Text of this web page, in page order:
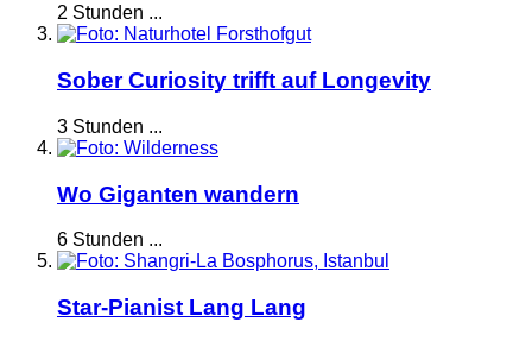
2 Stunden ...
Sober Curiosity trifft auf Longevity
3 Stunden ...
Wo Giganten wandern
6 Stunden ...
Star-Pianist Lang Lang